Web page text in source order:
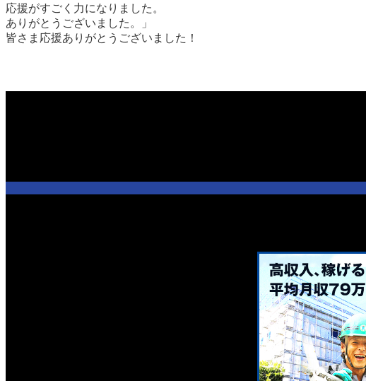
応援がすごく力になりました。
ありがとうございました。」
皆さま応援ありがとうございました！